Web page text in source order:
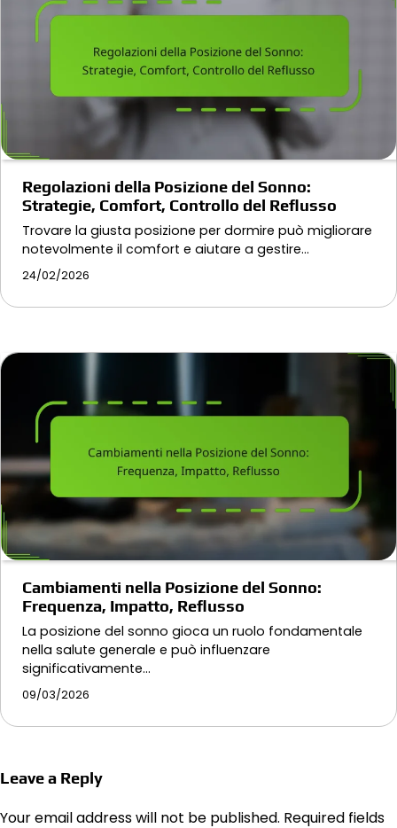
Regolazioni della Posizione del Sonno:
Strategie, Comfort, Controllo del Reflusso
Trovare la giusta posizione per dormire può migliorare
notevolmente il comfort e aiutare a gestire…
24/02/2026
Cambiamenti nella Posizione del Sonno:
Frequenza, Impatto, Reflusso
La posizione del sonno gioca un ruolo fondamentale
nella salute generale e può influenzare
significativamente…
09/03/2026
Leave a Reply
Your email address will not be published. Required fields